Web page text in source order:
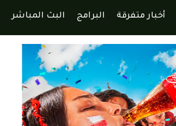
أخبار متفرقة البرامج البث المباشر